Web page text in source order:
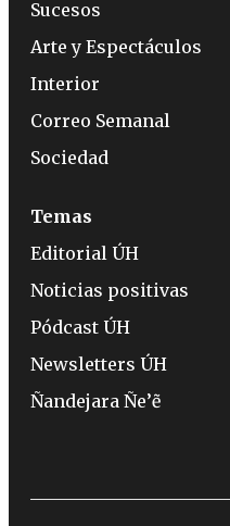
Sucesos
Arte y Espectáculos
Interior
Correo Semanal
Sociedad
Temas
Editorial ÚH
Noticias positivas
Pódcast ÚH
Newsletters ÚH
Ñandejara Ñe’ẽ